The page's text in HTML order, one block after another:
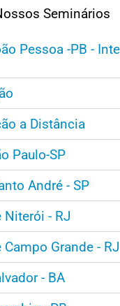
Seminários
Pessoa -PB -
a Distância
Paulo-SP
André - SP
Niterói - RJ
Grande - RJ
- BA